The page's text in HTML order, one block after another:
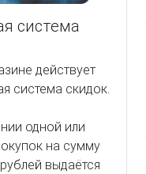
система
действует
система скидок.
одной или
на сумму
выдаётся